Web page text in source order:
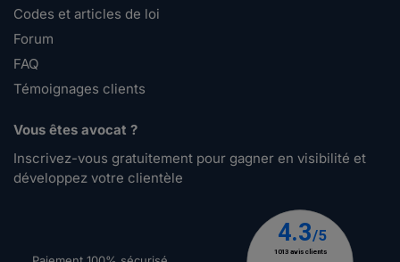
Codes et articles de loi
Forum
FAQ
Témoignages clients
Vous êtes avocat ?
Inscrivez-vous gratuitement pour gagner en visibilité et
développez votre clientèle